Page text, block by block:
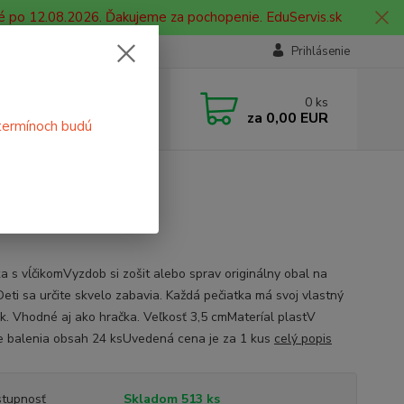
12.08.2026. Ďakujeme za pochopenie. EduServis.sk
Prihlásenie
od 9:00 hod. - 16:00 hod.
0 ks
za 0,00 EUR
s vĺčikomVyzdob si zošit alebo sprav originálny obal na
sa určite skvelo zabavia. Každá pečiatka má svoj vlastný
Vhodné aj ako hračka. Veľkosť 3,5 cmMateríal plastV
balenia obsah 24 ksUvedená cena je za 1 kus celý popis
Skladom 513 ks
budú